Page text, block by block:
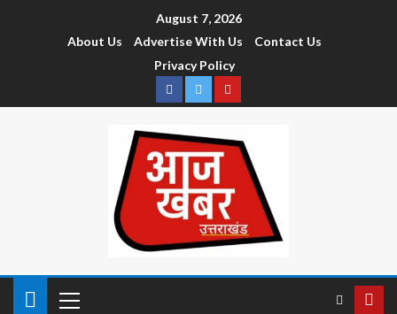
August 7, 2026
About Us
Advertise With Us
Contact Us
Privacy Policy